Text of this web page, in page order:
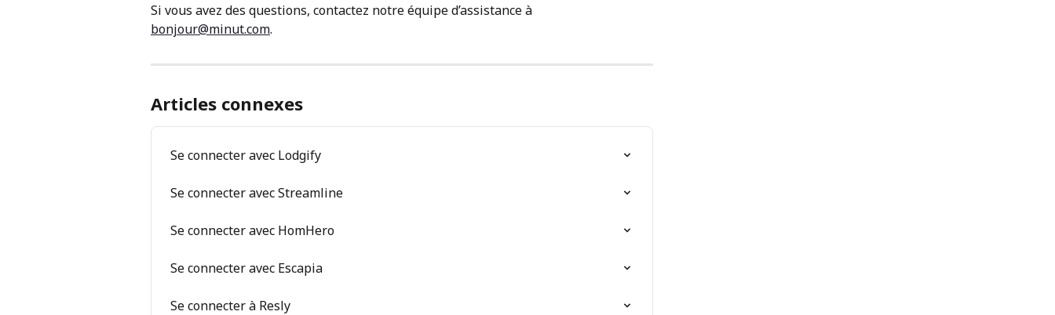
Si vous avez des questions, contactez notre équipe d’assistance à
bonjour@minut.com.
Articles connexes
Se connecter avec Lodgify
Se connecter avec Streamline
Se connecter avec HomHero
Se connecter avec Escapia
Se connecter à Resly